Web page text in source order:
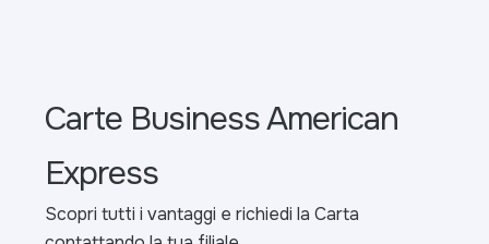
Carte Business American
Express
Scopri tutti i vantaggi e richiedi la Carta